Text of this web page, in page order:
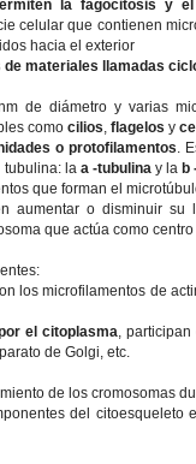
la fagocitosis y
celular que contienen
hacia el exterior
materiales llamadas
de diámetro y varias
como cilios, flagelos y
o protofilamentos.
tubulina: la a -tubulinay la b
que forman el
aumentar o disminuir su
que actúa como
los microfilamentos de
el citoplasma, participan
de Golgi, etc.
de los cromosomas
del